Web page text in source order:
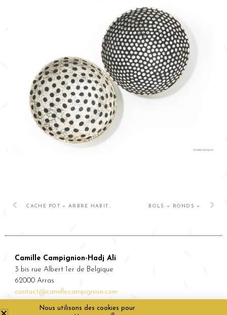
CACHE POT « ARBRE HABITÉ » BOLS « RONDS »
Camille Campignion-Hadj Ali
3 bis rue Albert 1er de Belgique
62000 Arras
contact@camillecampignion.com
Nous utilisons des cookies pour